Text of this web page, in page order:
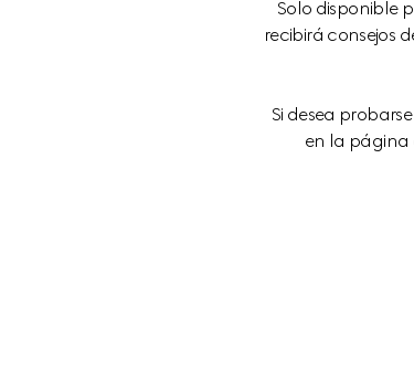
Solo disponible
recibirá consejos
Si desea
en la página